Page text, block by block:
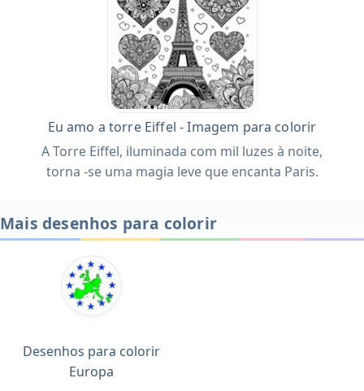
Eu amo a torre Eiffel - Imagem para colorir
A Torre Eiffel, iluminada com mil luzes à noite,
torna -se uma magia leve que encanta Paris.
Mais desenhos para colorir
Desenhos para colorir
Europa